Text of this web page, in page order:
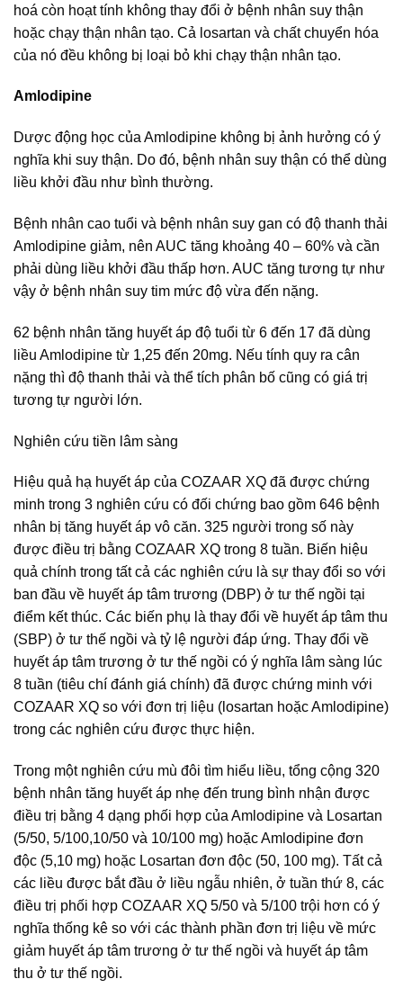
hoá còn hoạt tính không thay đổi ở bệnh nhân suy thận
hoặc chạy thận nhân tạo. Cả losartan và chất chuyển hóa
của nó đều không bị loại bỏ khi chạy thận nhân tạo.
Amlodipine
Dược động học của Amlodipine không bị ảnh hưởng có ý
nghĩa khi suy thận. Do đó, bệnh nhân suy thận có thể dùng
liều khởi đầu như bình thường.
Bệnh nhân cao tuổi và bệnh nhân suy gan có độ thanh thải
Amlodipine giảm, nên AUC tăng khoảng 40 – 60% và cần
phải dùng liều khởi đầu thấp hơn. AUC tăng tương tự như
vậy ở bệnh nhân suy tim mức độ vừa đến nặng.
62 bệnh nhân tăng huyết áp độ tuổi từ 6 đến 17 đã dùng
liều Amlodipine từ 1,25 đến 20mg. Nếu tính quy ra cân
nặng thì độ thanh thải và thể tích phân bố cũng có giá trị
tương tự người lớn.
Nghiên cứu tiền lâm sàng
Hiệu quả hạ huyết áp của COZAAR XQ đã được chứng
minh trong 3 nghiên cứu có đối chứng bao gồm 646 bệnh
nhân bị tăng huyết áp vô căn. 325 người trong số này
được điều trị bằng COZAAR XQ trong 8 tuần. Biến hiệu
quả chính trong tất cả các nghiên cứu là sự thay đổi so với
ban đầu về huyết áp tâm trương (DBP) ở tư thế ngồi tại
điểm kết thúc. Các biến phụ là thay đổi về huyết áp tâm thu
(SBP) ở tư thế ngồi và tỷ lệ người đáp ứng. Thay đổi về
huyết áp tâm trương ở tư thế ngồi có ý nghĩa lâm sàng lúc
8 tuần (tiêu chí đánh giá chính) đã được chứng minh với
COZAAR XQ so với đơn trị liệu (losartan hoặc Amlodipine)
trong các nghiên cứu được thực hiện.
Trong một nghiên cứu mù đôi tìm hiểu liều, tổng cộng 320
bệnh nhân tăng huyết áp nhẹ đến trung bình nhận được
điều trị bằng 4 dạng phối hợp của Amlodipine và Losartan
(5/50, 5/100,10/50 và 10/100 mg) hoặc Amlodipine đơn
độc (5,10 mg) hoặc Losartan đơn độc (50, 100 mg). Tất cả
các liều được bắt đầu ở liều ngẫu nhiên, ở tuần thứ 8, các
điều trị phối hợp COZAAR XQ 5/50 và 5/100 trội hơn có ý
nghĩa thống kê so với các thành phần đơn trị liệu về mức
giảm huyết áp tâm trương ở tư thế ngồi và huyết áp tâm
thu ở tư thế ngồi.